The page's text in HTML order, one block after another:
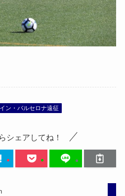
ン・バルセロナ遠征
シェアしてね！